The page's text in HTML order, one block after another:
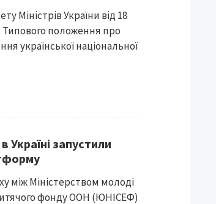
Міністрів України від 18
Типового положення про
української національної
запустили
між Міністерством молоді
фонду ООН (ЮНІСЕФ)